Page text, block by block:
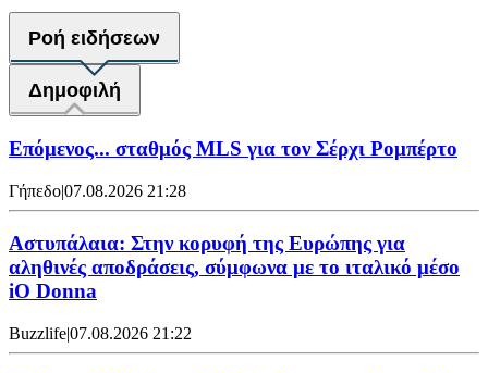
Ροή ειδήσεων
Δημοφιλή
Επόμενος... σταθμός MLS για τον Σέρχι Ρομπέρτο
Γήπεδο|07.08.2026 21:28
Αστυπάλαια: Στην κορυφή της Ευρώπης για
αληθινές αποδράσεις, σύμφωνα με το ιταλικό μέσο
iO Donna
Buzzlife|07.08.2026 21:22